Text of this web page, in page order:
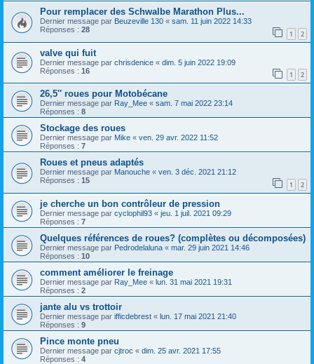
Pour remplacer des Schwalbe Marathon Plus...
Dernier message par Beuzeville 130 « sam. 11 juin 2022 14:33
Réponses : 28 1 2
valve qui fuit
Dernier message par chrisdenice « dim. 5 juin 2022 19:09
Réponses : 16 1 2
26,5'' roues pour Motobécane
Dernier message par Ray_Mee « sam. 7 mai 2022 23:14
Réponses : 8
Stockage des roues
Dernier message par Mike « ven. 29 avr. 2022 11:52
Réponses : 7
Roues et pneus adaptés
Dernier message par Manouche « ven. 3 déc. 2021 21:12
Réponses : 15 1 2
je cherche un bon contrôleur de pression
Dernier message par cyclophil93 « jeu. 1 juil. 2021 09:29
Réponses : 7
Quelques références de roues? (complètes ou décomposées)
Dernier message par Pedrodelaluna « mar. 29 juin 2021 14:46
Réponses : 10
comment améliorer le freinage
Dernier message par Ray_Mee « lun. 31 mai 2021 19:31
Réponses : 2
jante alu vs trottoir
Dernier message par ifficdebrest « lun. 17 mai 2021 21:40
Réponses : 9
Pince monte pneu
Dernier message par cjtroc « dim. 25 avr. 2021 17:55
Réponses : 4